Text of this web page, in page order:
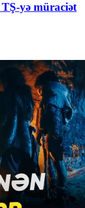
yə müraciət